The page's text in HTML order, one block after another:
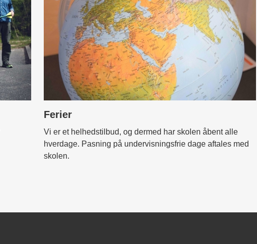
Ferier
Vi er et helhedstilbud, og dermed har skolen åbent alle
hverdage. Pasning på undervisningsfrie dage aftales med
skolen.